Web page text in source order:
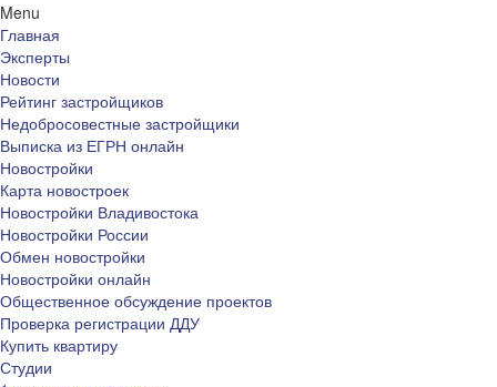
Menu
Главная
Эксперты
Новости
Рейтинг застройщиков
Недобросовестные застройщики
Выписка из ЕГРН онлайн
Новостройки
Карта новостроек
Новостройки Владивостока
Новостройки России
Обмен новостройки
Новостройки онлайн
Общественное обсуждение проектов
Проверка регистрации ДДУ
Купить квартиру
Студии